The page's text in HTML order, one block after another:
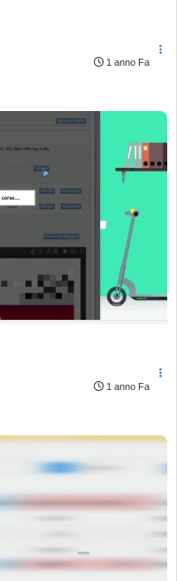
1 anno Fa
1 anno Fa